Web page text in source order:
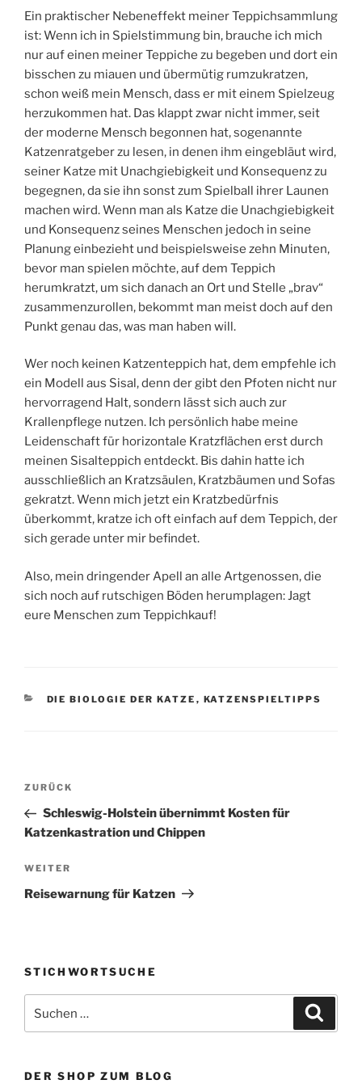
Ein praktischer Nebeneffekt meiner Teppichsammlung
ist: Wenn ich in Spielstimmung bin, brauche ich mich
nur auf einen meiner Teppiche zu begeben und dort ein
bisschen zu miauen und übermütig rumzukratzen,
schon weiß mein Mensch, dass er mit einem Spielzeug
herzukommen hat. Das klappt zwar nicht immer, seit
der moderne Mensch begonnen hat, sogenannte
Katzenratgeber zu lesen, in denen ihm eingebläut wird,
seiner Katze mit Unachgiebigkeit und Konsequenz zu
begegnen, da sie ihn sonst zum Spielball ihrer Launen
machen wird. Wenn man als Katze die Unachgiebigkeit
und Konsequenz seines Menschen jedoch in seine
Planung einbezieht und beispielsweise zehn Minuten,
bevor man spielen möchte, auf dem Teppich
herumkratzt, um sich danach an Ort und Stelle „brav“
zusammenzurollen, bekommt man meist doch auf den
Punkt genau das, was man haben will.
Wer noch keinen Katzenteppich hat, dem empfehle ich
ein Modell aus Sisal, denn der gibt den Pfoten nicht nur
hervorragend Halt, sondern lässt sich auch zur
Krallenpflege nutzen. Ich persönlich habe meine
Leidenschaft für horizontale Kratzflächen erst durch
meinen Sisalteppich entdeckt. Bis dahin hatte ich
ausschließlich an Kratzsäulen, Kratzbäumen und Sofas
gekratzt. Wenn mich jetzt ein Kratzbedürfnis
überkommt, kratze ich oft einfach auf dem Teppich, der
sich gerade unter mir befindet.
Also, mein dringender Apell an alle Artgenossen, die
sich noch auf rutschigen Böden herumplagen: Jagt
eure Menschen zum Teppichkauf!
KATEGORIEN
DIE BIOLOGIE DER KATZE , KATZENSPIELTIPPS
Beitragsnavigation
Vorheriger
Beitrag
ZURÜCK
Schleswig-Holstein übernimmt Kosten für
Katzenkastration und Chippen
Nächster
Beitrag
WEITER
Reisewarnung für Katzen
STICHWORTSUCHE
nach:
DER SHOP ZUM BLOG